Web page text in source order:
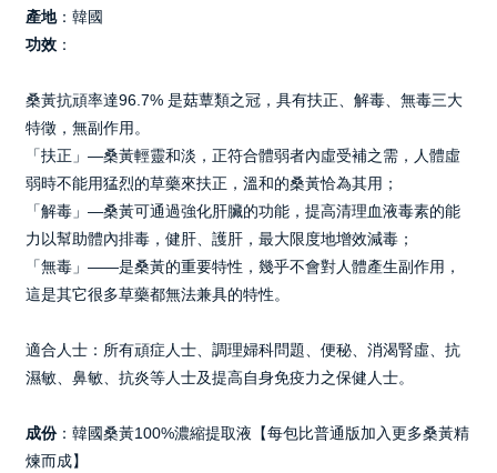
產地：韓國
功效 ：
桑黃抗頑率達96.7% 是菇蕈類之冠，具有扶正、解毒、無毒三大
特徵，無副作用。
「扶正」—桑黃輕靈和淡，正符合體弱者內虛受補之需，人體虛
弱時不能用猛烈的草藥來扶正，溫和的桑黃恰為其用；
「解毒」—桑黃可通過強化肝臟的功能，提高清理血液毒素的能
力以幫助體內排毒，健肝、護肝 ， 最大限度地增效減毒；
「無毒 」——是桑黃的重要特性，幾乎不會對人體產生副作用，
這是其它很多草藥都無法兼具的特性。
適合人士：所有頑症人士、調理婦科問題、便秘、消渴腎虛、抗
濕敏、鼻敏、抗炎等人士及提高自身免疫力之保健人士。
成份：韓國桑黃100%濃縮提取液【每包比普通版加入更多桑黃精
煉而成】